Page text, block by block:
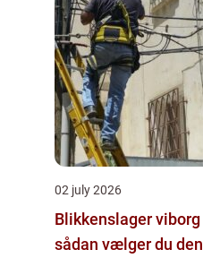
02 july 2026
Blikkenslager viborg
sådan vælger du den